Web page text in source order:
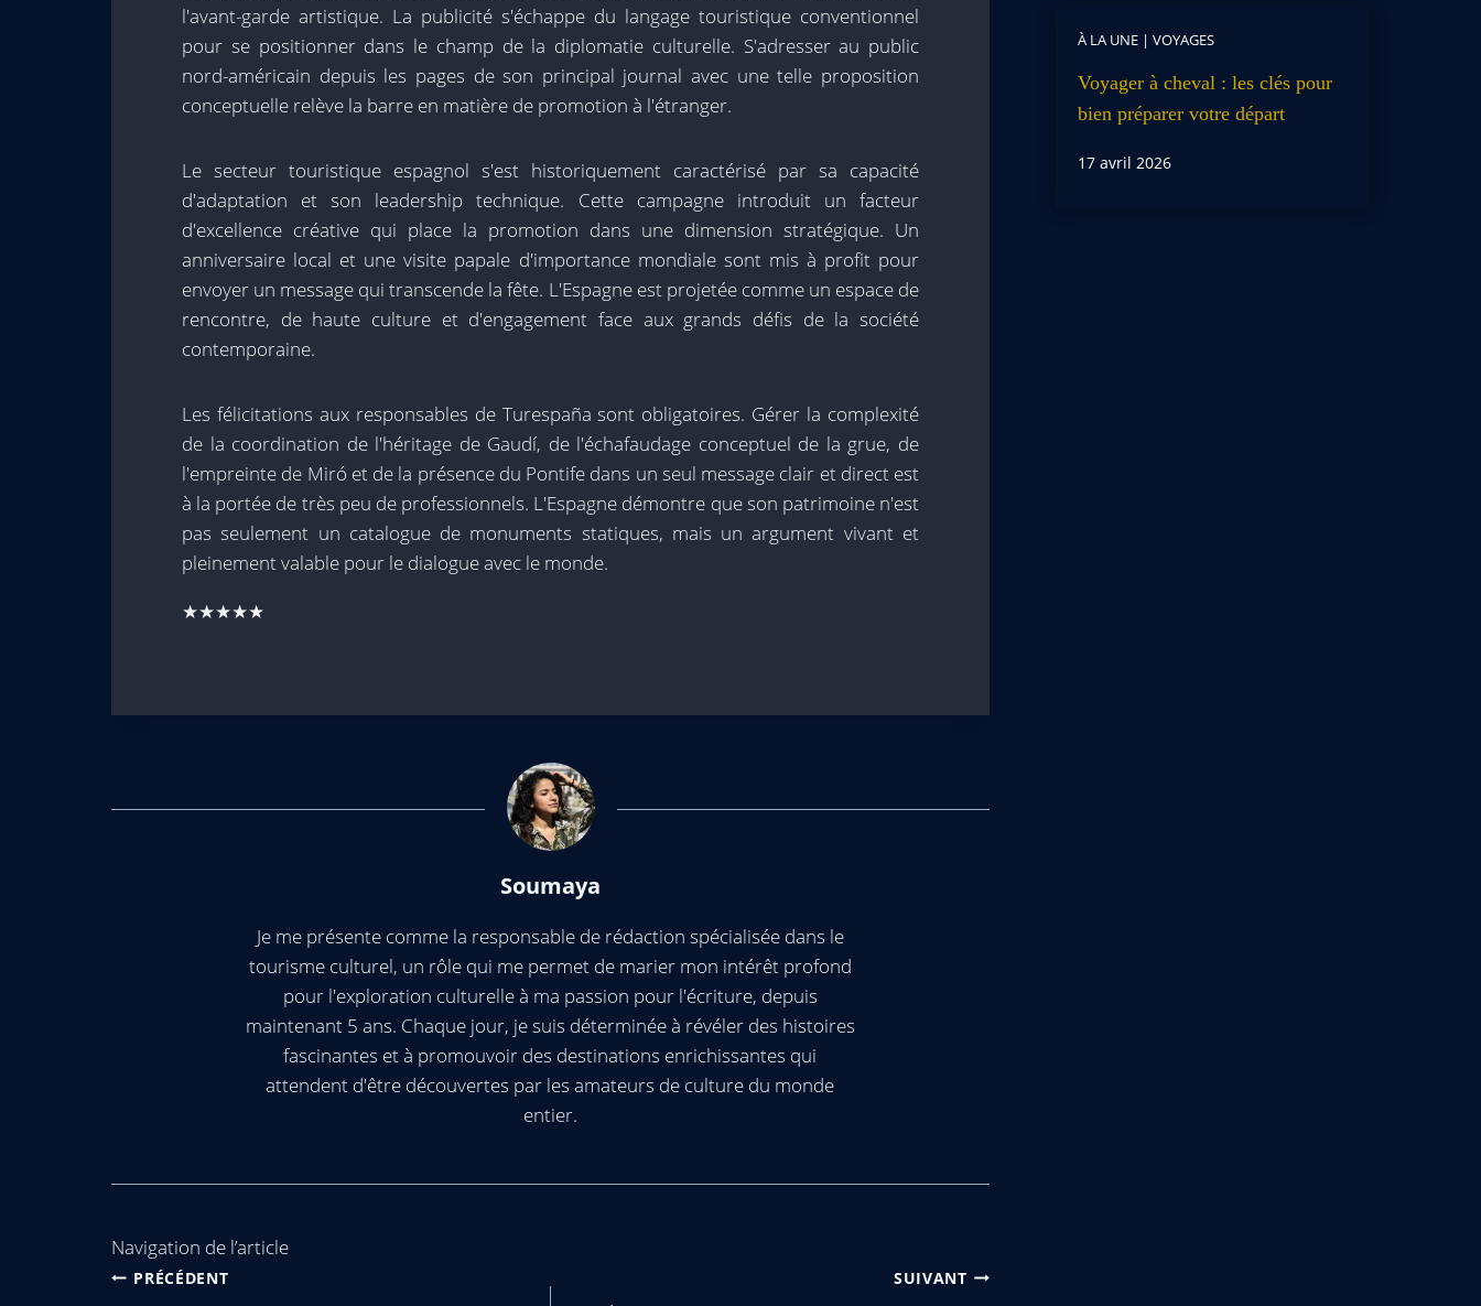
l'avant-garde artistique. La publicité s'échappe du langage touristique conventionnel
pour se positionner dans le champ de la diplomatie culturelle. S'adresser au public
nord-américain depuis les pages de son principal journal avec une telle proposition
conceptuelle relève la barre en matière de promotion à l'étranger.
Le secteur touristique espagnol s'est historiquement caractérisé par sa capacité
d'adaptation et son leadership technique. Cette campagne introduit un facteur
d'excellence créative qui place la promotion dans une dimension stratégique. Un
anniversaire local et une visite papale d'importance mondiale sont mis à profit pour
envoyer un message qui transcende la fête. L'Espagne est projetée comme un espace de
rencontre, de haute culture et d'engagement face aux grands défis de la société
contemporaine.
Les félicitations aux responsables de Turespaña sont obligatoires. Gérer la complexité
de la coordination de l'héritage de Gaudí, de l'échafaudage conceptuel de la grue, de
l'empreinte de Miró et de la présence du Pontife dans un seul message clair et direct est
à la portée de très peu de professionnels. L'Espagne démontre que son patrimoine n'est
pas seulement un catalogue de monuments statiques, mais un argument vivant et
pleinement valable pour le dialogue avec le monde.
★★★★★
Soumaya
Je me présente comme la responsable de rédaction spécialisée dans le
tourisme culturel, un rôle qui me permet de marier mon intérêt profond
pour l'exploration culturelle à ma passion pour l'écriture, depuis
maintenant 5 ans. Chaque jour, je suis déterminée à révéler des histoires
fascinantes et à promouvoir des destinations enrichissantes qui
attendent d'être découvertes par les amateurs de culture du monde
entier.
Navigation de l’article
PRÉCÉDENT SUIVANT
À LA UNE| VOYAGES
Voyager à cheval : les clés pour
bien préparer votre départ
17 avril 2026